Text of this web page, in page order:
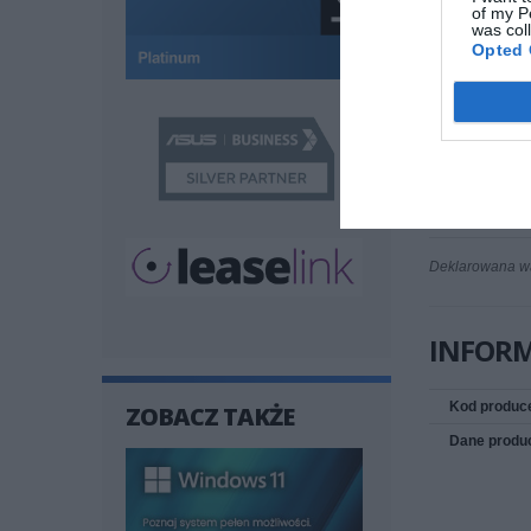
of my
was
Opted
ZOBACZ TAKŻE
Zasilanie
Obsługuje
Zużycie
Parametry
Deklarowana
Kod
Dane